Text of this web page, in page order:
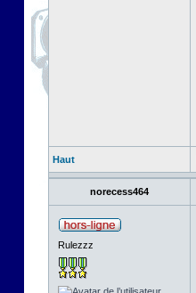
Haut
norecess464
Rulezzz